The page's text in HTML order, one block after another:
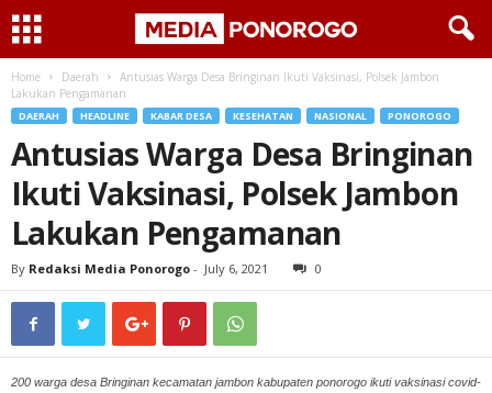
Home Daerah
Antusias Warga Desa Bringinan Ikuti Vaksinasi, Polsek Jambon
Lakukan Pengamanan
DAERAH HEADLINE KABAR DESA KESEHATAN NASIONAL PONOROGO
Antusias Warga Desa Bringinan
Ikuti Vaksinasi, Polsek Jambon
Lakukan Pengamanan
By Redaksi Media Ponorogo - July 6, 2021 0
200 warga desa Bringinan kecamatan jambon kabupaten ponorogo ikuti vaksinasi covid-